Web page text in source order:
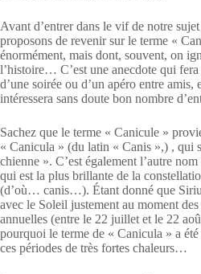
Avant d’entrer dans le vif de notre
proposons de revenir sur le terme «
énormément, mais dont, souvent, on
l’histoire… C’est une anecdote qui
d’une soirée ou d’un apéro entre amis,
intéressera sans doute bon nombre
Sachez que le terme « Canicule »
« Canicula » (du latin « Canis »,) , qui
chienne ». C’est également l’autre
qui est la plus brillante de la
(d’où… canis…). Étant donné que
avec le Soleil justement au moment
annuelles (entre le 22 juillet et le 22
pourquoi le terme de « Canicula » a
ces périodes de très fortes chaleurs…